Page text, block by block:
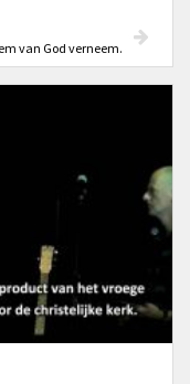
van God verneem.